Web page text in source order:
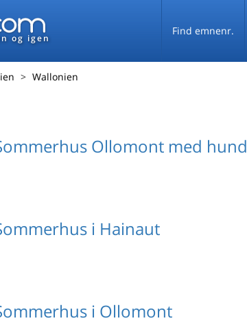
og igen
Find emnenr.
Wallonien
Ollomont med hund
i Hainaut
i Ollomont